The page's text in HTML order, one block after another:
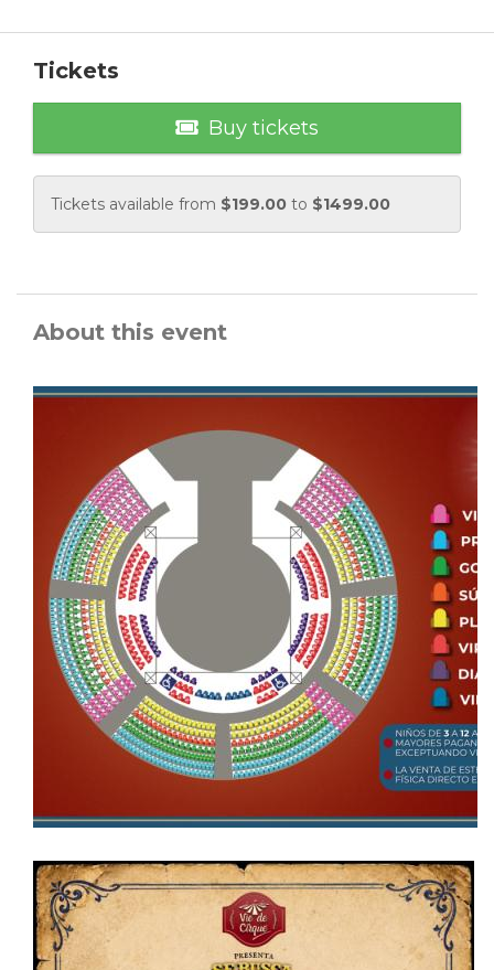
Tickets
Buy tickets
Tickets available from $199.00 to $1499.00
About this event